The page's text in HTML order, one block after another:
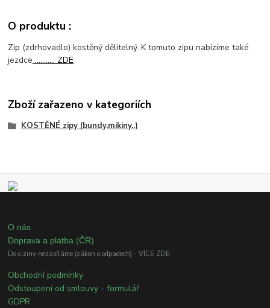
O produktu :
Zip (zdrhovadlo) kostěný dělitelný. K tomuto zipu nabízíme také
jezdce ........... ZDE
Zboží zařazeno v kategoriích
KOSTĚNÉ zipy (bundy,mikiny..)
O nás
Doprava a platba (ČR)
Do ciziny nezasíláme (zákon o odpadech) - VÍCE ZDE
Obchodní podmínky
Odstoupení od smlouvy - formulář
GDPR